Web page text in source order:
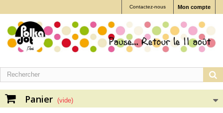
Mon compte
Contactez-nous
Panier (vide)